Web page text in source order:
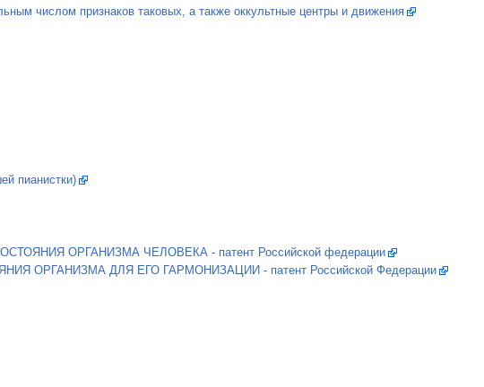
числом признаков таковых, а также оккультные центры и движения
пианистки)
ОРГАНИЗМА ЧЕЛОВЕКА - патент Российской федерации
ДЛЯ ЕГО ГАРМОНИЗАЦИИ - патент Российской Федерации